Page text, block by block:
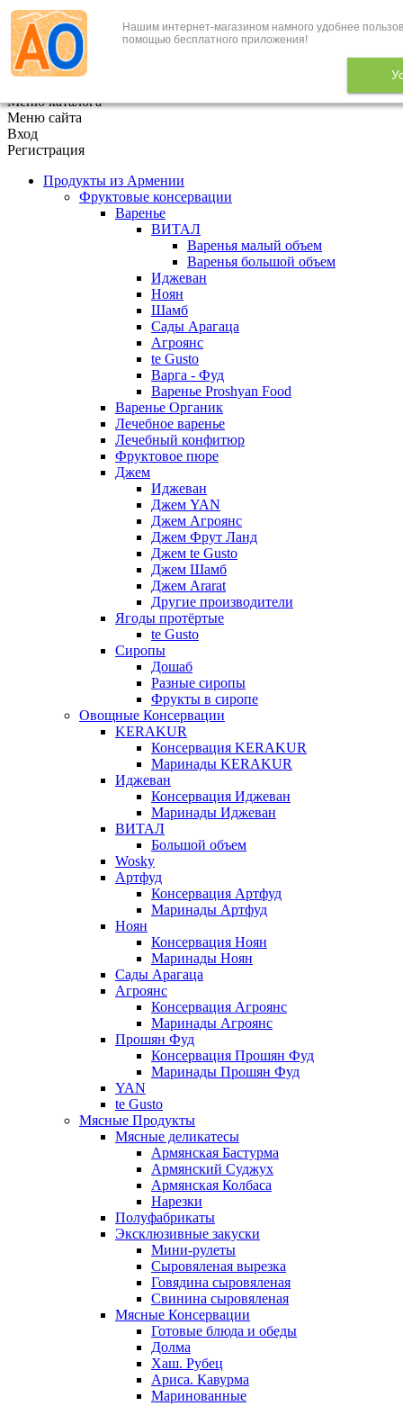
Нашим интернет-магазином намного удобнее
помощью бесплатного приложения!
+7 (495) 646-888-1
В корзине 0 товаров
Меню каталога
Меню сайта
Вход
Регистрация
Продукты из Армении
Фруктовые консервации
Варенье
ВИТАЛ
Варенья малый объем
Варенья большой объем
Иджеван
Ноян
Шамб
Сады Арагаца
Агроянс
te Gusto
Варга - Фуд
Варенье Proshyan Food
Варенье Органик
Лечебное варенье
Лечебный конфитюр
Фруктовое пюре
Джем
Иджеван
Джем YAN
Джем Агроянс
Джем Фрут Ланд
Джем te Gusto
Джем Шамб
Джем Ararat
Другие производители
Ягоды протёртые
te Gusto
Сиропы
Дошаб
Разные сиропы
Фрукты в сиропе
Овощные Консервации
KERAKUR
Консервация KERAKUR
Маринады KERAKUR
Иджеван
Консервация Иджеван
Маринады Иджеван
ВИТАЛ
Большой объем
Wosky
Артфуд
Консервация Артфуд
Маринады Артфуд
Ноян
Консервация Ноян
Маринады Ноян
Сады Арагаца
Агроянс
Консервация Агроянс
Маринады Агроянс
Прошян Фуд
Консервация Прошян Фуд
Маринады Прошян Фуд
YAN
te Gusto
Мясные Продукты
Мясные деликатесы
Армянская Бастурма
Армянский Суджух
Армянская Колбаса
Нарезки
Полуфабрикаты
Эксклюзивные закуски
Мини-рулеты
Сыровяленая вырезка
Говядина сыровяленая
Свинина сыровяленая
Мясные Консервации
Готовые блюда и обеды
Долма
Хаш. Рубец
Ариса. Кавурма
Маринованные